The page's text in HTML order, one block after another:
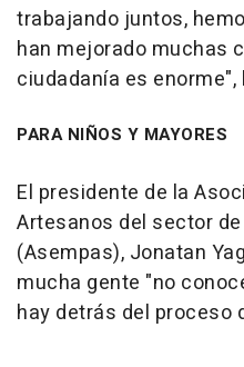
trabajando juntos,
han mejorado muchas
ciudadanía es
PARA NIÑOS Y MAYORES
El presidente de la
Artesanos del sector
(Asempas), Jonatan
mucha gente "no
hay detrás del proceso